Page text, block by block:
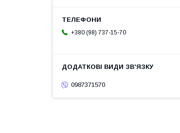
+380 (98) 737-15-70
0987371570